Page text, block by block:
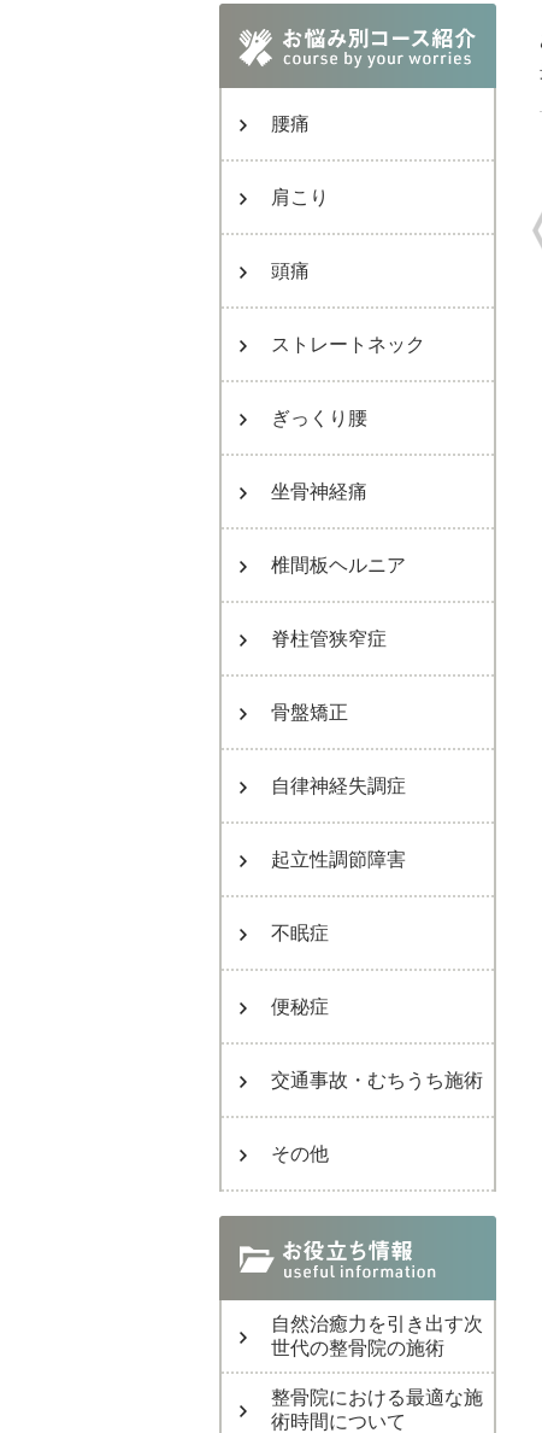
腰痛
肩こり
頭痛
ストレートネック
ぎっくり腰
坐骨神経痛
椎間板ヘルニア
脊柱管狭窄症
骨盤矯正
自律神経失調症
起立性調節障害
不眠症
便秘症
交通事故・むちうち施術
その他
自然治癒力を引き出す次
世代の整骨院の施術
整骨院における最適な施
術時間について